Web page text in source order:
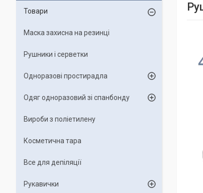
Товари
Маска захисна на резинці
Рушники і серветки
Одноразові простирадла
Одяг одноразовий зі спанбонду
Вироби з поліетилену
Косметична тара
Все для депіляції
Рукавички